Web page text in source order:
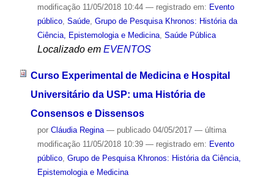
modificação11/05/2018 10:44 — registrado em: Evento
público, Saúde, Grupo de Pesquisa Khronos: História da
Ciência, Epistemologia e Medicina, Saúde Pública
Localizado em EVENTOS
Curso Experimental de Medicina e Hospital
Universitário da USP: uma História de
Consensos e Dissensos
por Cláudia Regina — publicado04/05/2017 — última
modificação11/05/2018 10:39 — registrado em: Evento
público, Grupo de Pesquisa Khronos: História da Ciência,
Epistemologia e Medicina